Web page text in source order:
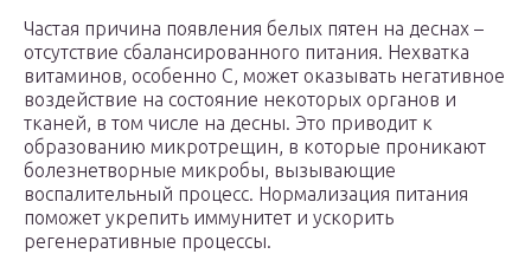
Частая причина появления белых пятен на деснах –
отсутствие сбалансированного питания. Нехватка
витаминов, особенно С, может оказывать негативное
воздействие на состояние некоторых органов и
тканей, в том числе на десны. Это приводит к
образованию микротрещин, в которые проникают
болезнетворные микробы, вызывающие
воспалительный процесс. Нормализация питания
поможет укрепить иммунитет и ускорить
регенеративные процессы.